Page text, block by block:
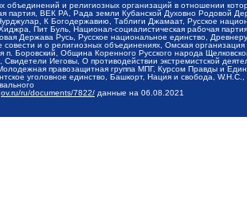
объединений и религиозных организаций в отношении
партия, ВЕК РА, Рада земли Кубанской Духовно Родовой
К Богодержавию, Таблиги Джамаат, Русское
Пит Буль, Национал-социалистическая рабочая
Держава Русь, Русское национальное единство,
совести и о религиозных объединениях, Омская
п. Боровский, Община Коренного Русского народа
Свидетели Иеговы, О противодействии экстремистской
правозащитная группа МПГ, Курсом Правды и
уголовное единство, Башкорт, Нация и свобода,
ru/documents/7822/ данные на 06.08.2021